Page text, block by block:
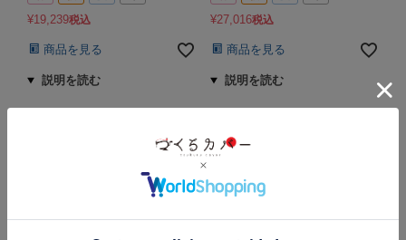
¥19,239税込
商品を見る
¥27,016税込
商品を見る